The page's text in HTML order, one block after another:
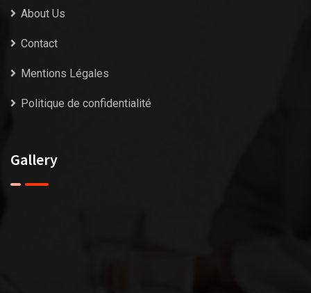
About Us
Contact
Mentions Légales
Politique de confidentialité
Gallery